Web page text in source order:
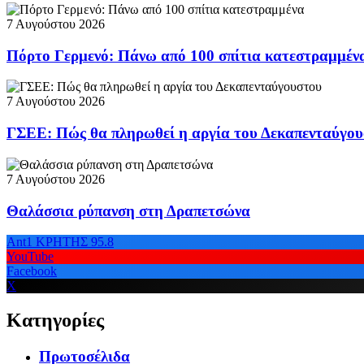
7 Αυγούστου 2026
Πόρτο Γερμενό: Πάνω από 100 σπίτια
7 Αυγούστου 2026
ΓΣΕΕ: Πώς θα πληρωθεί η αργία του
7 Αυγούστου 2026
Θαλάσσια ρύπανση στη Δραπετσώνα
Ant1 ΚΡΗΤΗΣ 95.8
YouTube
Facebook
X
Κατηγορίες
Πρωτοσέλιδα